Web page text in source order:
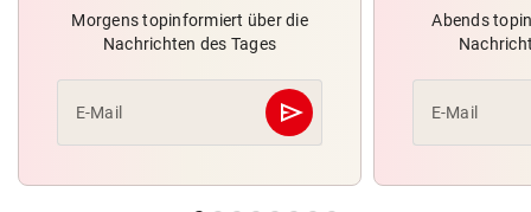
Morgens topinformiert über die
Nachrichten des Tages
E-Mail send
Abschicken
Abends
E-Mail